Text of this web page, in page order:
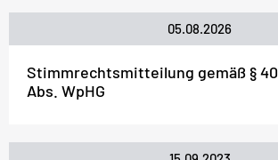
05.08.2026
Stimmrechtsmitteilung gemäß § 40
Abs. WpHG